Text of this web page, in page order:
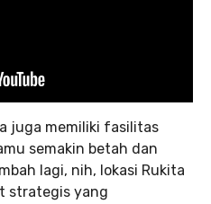
juga memiliki fasilitas
semakin betah dan
lagi, nih, lokasi Rukita
strategis yang